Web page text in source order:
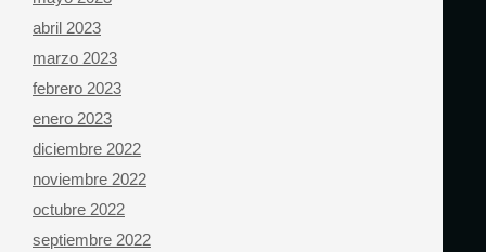
abril 2023
marzo 2023
febrero 2023
enero 2023
diciembre 2022
noviembre 2022
octubre 2022
septiembre 2022